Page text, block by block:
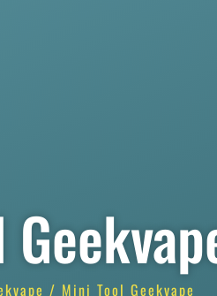
/ Mini Tool Geekvape